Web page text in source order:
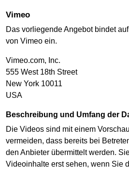
Vimeo
Das vorliegende Angebot bindet
von Vimeo ein.
Vimeo.com, Inc.
555 West 18th Street
New York 10011
USA
Beschreibung und Umfang der
Die Videos sind mit einem
vermeiden, dass bereits bei
den Anbieter übermittelt werden.
Videoinhalte erst sehen, wenn Sie